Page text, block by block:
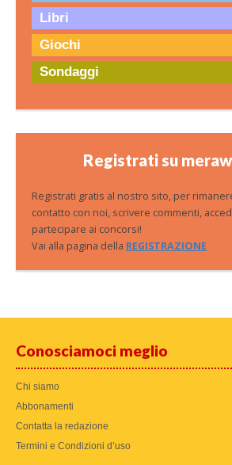
Libri
Giochi
Sondaggi
Registrati su
Registrati gratis al nostro sito, per
contatto con noi, scrivere commenti,
partecipare ai concorsi!
Vai alla pagina della REGISTRAZIONE
Conosciamoci meglio
Chi siamo
Abbonamenti
Contatta la redazione
Termini e Condizioni d’uso